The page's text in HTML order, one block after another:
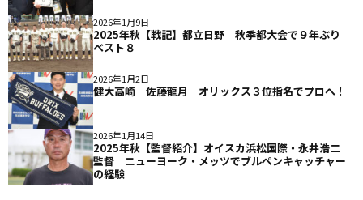
2026年1月9日
2025年秋【戦記】都立日野 秋季都大会で９年ぶり
ベスト８
2026年1月2日
健大高崎 佐藤龍月 オリックス３位指名でプロへ！
2026年1月14日
2025年秋【監督紹介】オイスカ浜松国際・永井浩二
監督 ニューヨーク・メッツでブルペンキャッチャー
の経験